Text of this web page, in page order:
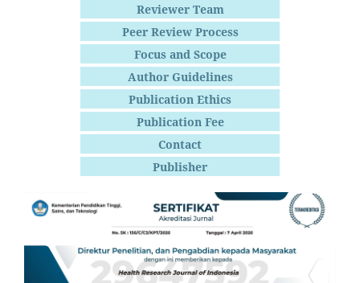
Reviewer Team
Peer Review Process
Focus and Scope
Author Guidelines
Publication Ethics
Publication Fee
Contact
Publisher